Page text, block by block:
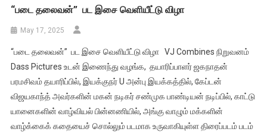
“படை தலைவன்” பட இசை வெளியீட்டு விழா
May 17, 2025
“படை தலைவன்” பட இசை வெளியீட்டு விழா VJ Combines நிறுவனம்
Dass Pictures உடன் இணைந்து வழங்க, தயாரிப்பாளர் ஜகநாதன்
பரமசிவம் தயாரிப்பில், இயக்குநர் U அன்பு இயக்கத்தில், கேப்டன்
விஜயகாந்த் அவர்களின் மகன் நடிகர் சண்முக பாண்டியன் நடிப்பில், காட்டு
யானைகளின் வாழ்வியல் பின்னணியில், அங்கு வாழும் மக்களின்
வாழ்க்கைக் கதையைச் சொல்லும் படமாக உருவாகியுள்ள திரைப்படம் படம்